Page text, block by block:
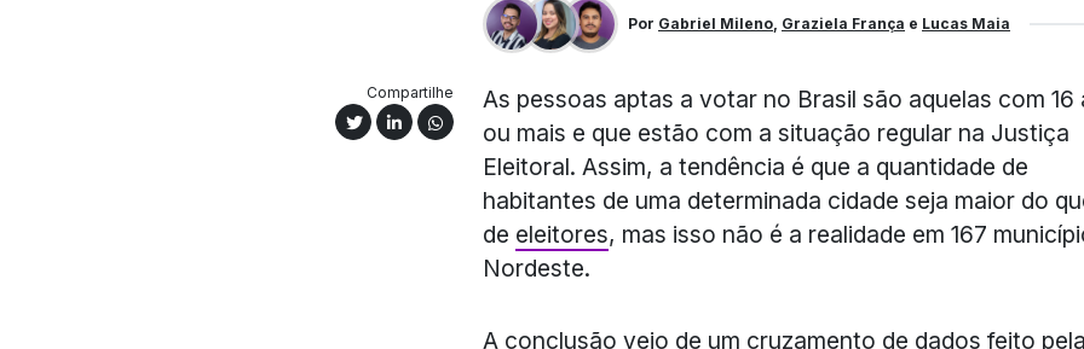
Por Gabriel Mileno Graziela França e Lucas Maia
Compartilhe
As pessoas aptas a votar no Brasil são aquelas com 16
ou mais e que estão com a situação regular na Justiça
Eleitoral. Assim, a tendência é que a quantidade de
habitantes de uma determinada cidade seja maior do
de eleitores, mas isso não é a realidade em 167
Nordeste.
A conclusão veio de um cruzamento de dados feito